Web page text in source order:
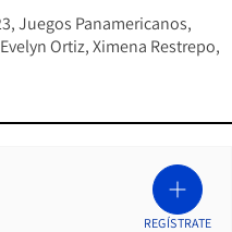
Juegos Panamericanos
Evelyn Ortiz Ximena Restrepo
REGÍSTRATE